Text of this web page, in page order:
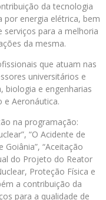
da tecnologia
por energia elétrica, bem
para a melhoria
da mesma.
que atuam nas
universitários e
biologia e engenharias
e Aeronáutica.
na programação:
“O Acidente de
Goiânia”, “Aceitação
do Projeto do Reator
Proteção Física e
a contribuição da
para a qualidade de